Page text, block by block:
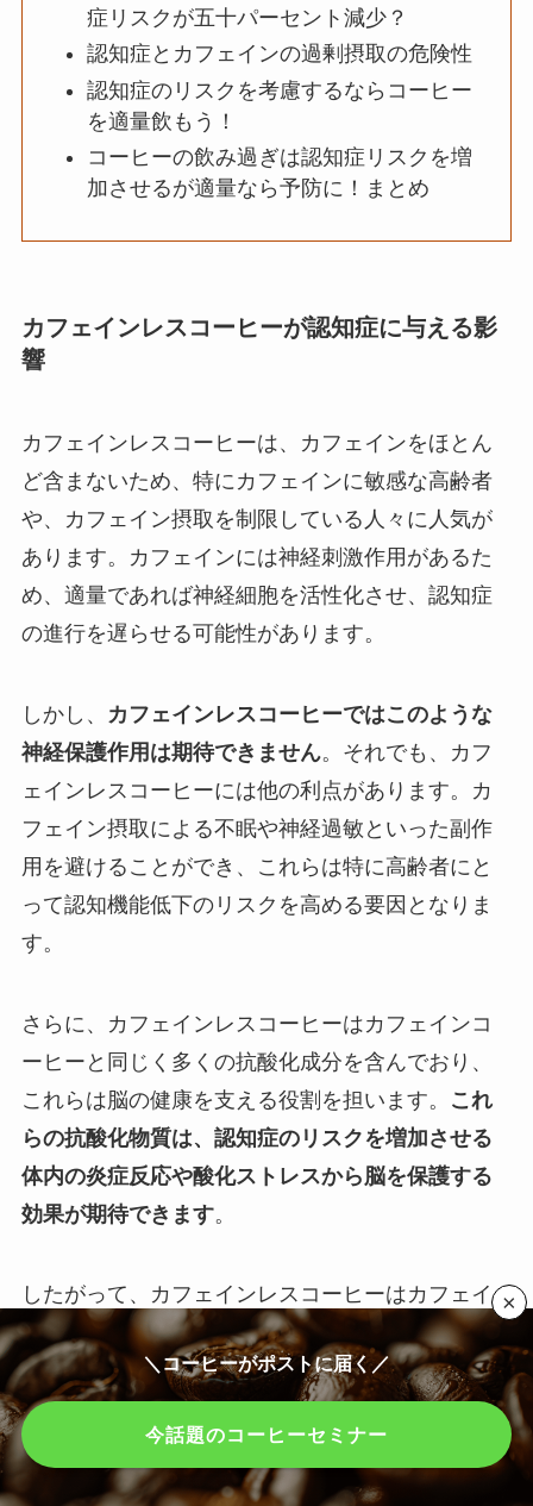
症リスクが五十パーセント減少？
認知症とカフェインの過剰摂取の危険性
認知症のリスクを考慮するならコーヒー
を適量飲もう！
コーヒーの飲み過ぎは認知症リスクを増
加させるが適量なら予防に！まとめ
カフェインレスコーヒーが認知症に与える影
響
カフェインレスコーヒーは、カフェインをほとん
ど含まないため、特にカフェインに敏感な高齢者
や、カフェイン摂取を制限している人々に人気が
あります。カフェインには神経刺激作用があるた
め、適量であれば神経細胞を活性化させ、認知症
の進行を遅らせる可能性があります。
しかし、
カフェインレスコーヒーではこのような
神経保護作用は期待できません。それでも、カフ
ェインレスコーヒーには他の利点があります。カ
フェイン摂取による不眠や神経過敏といった副作
用を避けることができ、これらは特に高齢者にと
って認知機能低下のリスクを高める要因となりま
す。
さらに、カフェインレスコーヒーはカフェインコ
ーヒーと同じく多くの抗酸化成分を含んでおり、
これらは脳の健康を支える役割を担います。
これ
らの抗酸化物質は、認知症のリスクを増加させる
体内の炎症反応や酸化ストレスから脳を保護する
効果が期待できます。
したがって、カフェインレスコーヒーはカフェイ
ンによる副作用を避けつつ、認知症予防に有用な
成分を摂取したいと考える人々に適した選択肢と
なるでしょう。
＼コーヒーがポストに届く／
今話題のコーヒーセミナー
×